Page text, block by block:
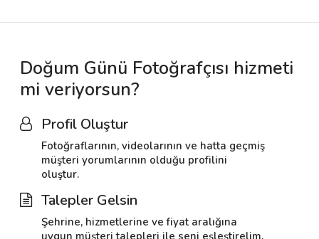
Doğum Günü Fotoğrafçısı hizmeti
mi veriyorsun?
Profil Oluştur
Fotoğraflarının, videolarının ve hatta geçmiş
müşteri yorumlarının olduğu profilini
oluştur.
Talepler Gelsin
Şehrine, hizmetlerine ve fiyat aralığına